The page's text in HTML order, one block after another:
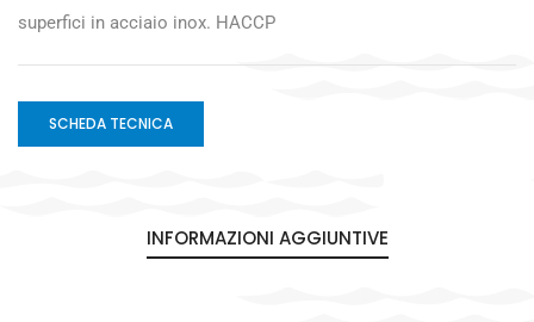
superfici in acciaio inox. HACCP
SCHEDA TECNICA
INFORMAZIONI AGGIUNTIVE